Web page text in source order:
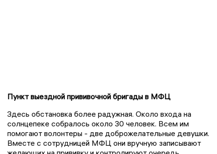
Пункт выездной прививочной бригады в МФЦ
Здесь обстановка более радужная. Около входа на
солнцепеке собралось около 30 человек. Всем им
помогают волонтеры - две доброжелательные девушки.
Вместе с сотрудницей МФЦ они вручную записывают